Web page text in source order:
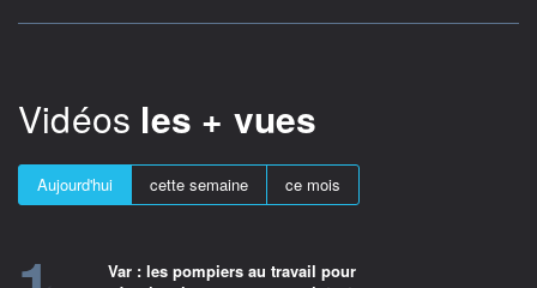
Vidéos les + vues
Aujourd'hui cette semaine ce mois
Var : les pompiers au travail pour